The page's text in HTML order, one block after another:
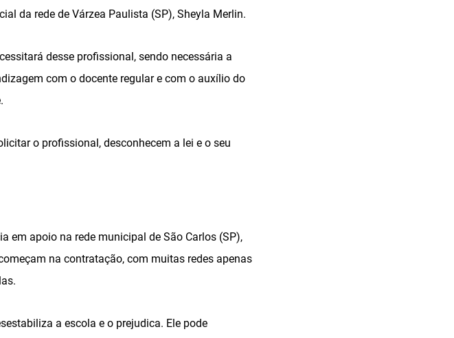
da rede de Várzea Paulista (SP), Sheyla Merlin.
desse profissional, sendo necessária a
com o docente regular e com o auxílio do
o profissional, desconhecem a lei e o seu
em apoio na rede municipal de São Carlos (SP),
na contratação, com muitas redes apenas
a escola e o prejudica. Ele pode